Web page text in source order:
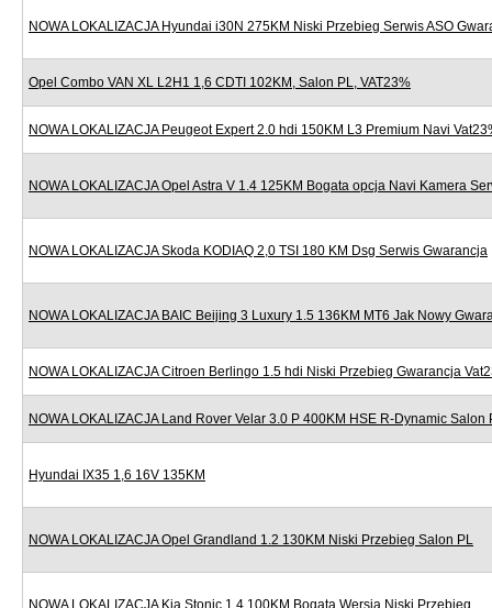
NOWA LOKALIZACJA Hyundai i30N 275KM Niski Przebieg Serwis ASO
Opel Combo VAN XL L2H1 1,6 CDTI 102KM, Salon PL, VAT23%
NOWA LOKALIZACJA Peugeot Expert 2.0 hdi 150KM L3 Premium Navi
NOWA LOKALIZACJA Opel Astra V 1.4 125KM Bogata opcja Navi Kamera
NOWA LOKALIZACJA Skoda KODIAQ 2,0 TSI 180 KM Dsg Serwis Gwarancja
NOWA LOKALIZACJA BAIC Beijing 3 Luxury 1.5 136KM MT6 Jak Nowy
NOWA LOKALIZACJA Citroen Berlingo 1.5 hdi Niski Przebieg Gwarancja
NOWA LOKALIZACJA Land Rover Velar 3.0 P 400KM HSE R-Dynamic Salon
Hyundai IX35 1,6 16V 135KM
NOWA LOKALIZACJA Opel Grandland 1.2 130KM Niski Przebieg Salon PL
NOWA LOKALIZACJA Kia Stonic 1.4 100KM Bogata Wersja Niski Przebieg